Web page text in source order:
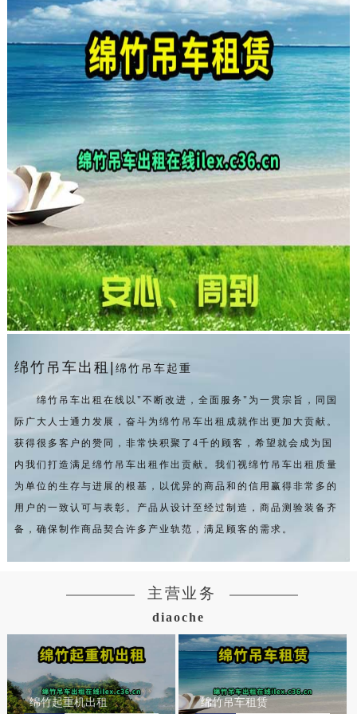
绵竹吊车出租| 绵竹吊车起重
绵竹吊车出租在线以"不断改进，全面服务"为一贯宗旨，同国
际广大人士通力发展，奋斗为绵竹吊车出租成就作出更加大贡献。
获得很多客户的赞同，非常快积聚了4千的顾客，希望就会成为国
内我们打造满足绵竹吊车出租作出贡献。我们视绵竹吊车出租质量
为单位的生存与进展的根基，以优异的商品和的信用赢得非常多的
用户的一致认可与表彰。产品从设计至经过制造，商品测验装备齐
备，确保制作商品契合许多产业轨范，满足顾客的需求。
主营业务
diaoche
绵竹起重机出租 绵竹吊车租赁